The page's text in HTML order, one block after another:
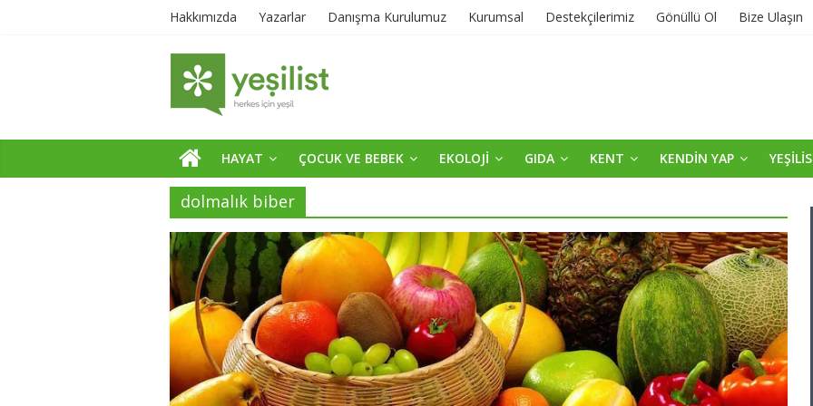
Hakkımızda Yazarlar Danışma Kurulumuz Kurumsal Destekçilerimiz Gönüllü Ol Bize Ulaşın
HAYAT ÇOCUK VE BEBEK EKOLOJİ GIDA KENT KENDİN YAP
dolmalık biber